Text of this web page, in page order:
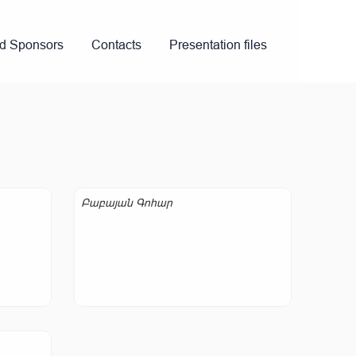
Sponsors Contacts Presentation files
Բաբայան Գոհար